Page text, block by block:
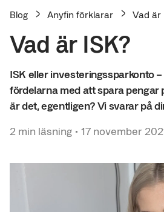
Blog Anyfin förklarar Vad är
Vad är ISK?
ISK eller investeringssparkonto
fördelarna med att spara pengar
är det, egentligen? Vi svarar på
2 min läsning • 17 november